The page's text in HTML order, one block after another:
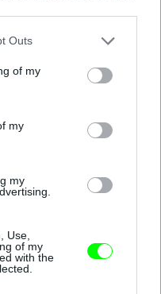
one or more Google
You may click to
its third-party tags to
in below Google
Outs
of my
my
my
Use,
of my
with the